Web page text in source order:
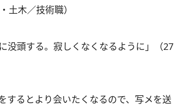
土木／技術職）
没頭する。寂しくなくなるように」（27
するとより会いたくなるので、写メを送